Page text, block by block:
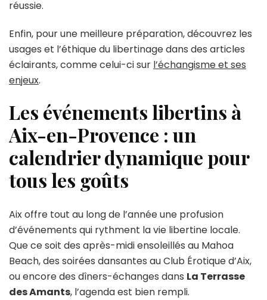
réussie.
Enfin, pour une meilleure préparation, découvrez les
usages et l’éthique du libertinage dans des articles
éclairants, comme celui-ci sur l’échangisme et ses
enjeux.
Les événements libertins à
Aix-en-Provence : un
calendrier dynamique pour
tous les goûts
Aix offre tout au long de l’année une profusion
d’événements qui rythment la vie libertine locale.
Que ce soit des après-midi ensoleillés au Mahoa
Beach, des soirées dansantes au Club Érotique d’Aix,
ou encore des dîners-échanges dans La Terrasse
des Amants, l’agenda est bien rempli.